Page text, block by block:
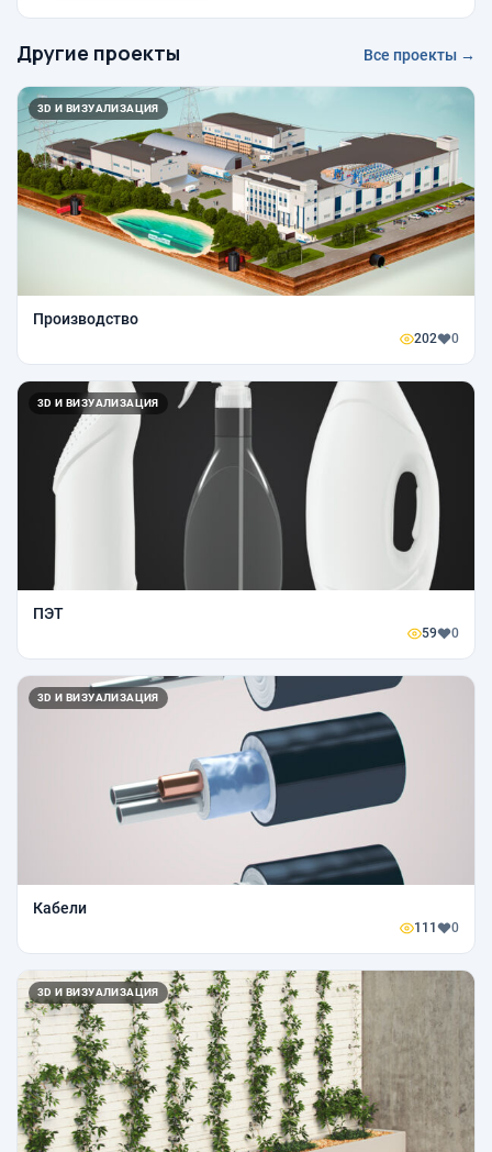
Другие проекты Все проекты →
3D И ВИЗУАЛИЗАЦИЯ
Производство
202 0
3D И ВИЗУАЛИЗАЦИЯ
ПЭТ‎‎
59 0
3D И ВИЗУАЛИЗАЦИЯ
Кабели
111 0
3D И ВИЗУАЛИЗАЦИЯ